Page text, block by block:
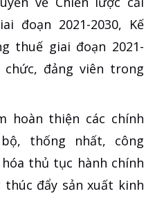
đoạn 2021-2030, Kế
thuế giai đoạn 2021-
chức, đảng viên trong
hoàn thiện các chính
thống nhất, công
thủ tục hành chính
đẩy sản xuất kinh